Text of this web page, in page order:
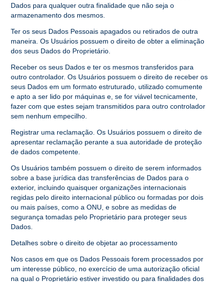
Dados para qualquer outra finalidade que não seja o
armazenamento dos mesmos.
Ter os seus Dados Pessoais apagados ou retirados de outra
maneira. Os Usuários possuem o direito de obter a eliminação
dos seus Dados do Proprietário.
Receber os seus Dados e ter os mesmos transferidos para
outro controlador. Os Usuários possuem o direito de receber os
seus Dados em um formato estruturado, utilizado comumente
e apto a ser lido por máquinas e, se for viável tecnicamente,
fazer com que estes sejam transmitidos para outro controlador
sem nenhum empecilho.
Registrar uma reclamação. Os Usuários possuem o direito de
apresentar reclamação perante a sua autoridade de proteção
de dados competente.
Os Usuários também possuem o direito de serem informados
sobre a base jurídica das transferências de Dados para o
exterior, incluindo quaisquer organizações internacionais
regidas pelo direito internacional público ou formadas por dois
ou mais países, como a ONU, e sobre as medidas de
segurança tomadas pelo Proprietário para proteger seus
Dados.
Detalhes sobre o direito de objetar ao processamento
Nos casos em que os Dados Pessoais forem processados por
um interesse público, no exercício de uma autorização oficial
na qual o Proprietário estiver investido ou para finalidades dos